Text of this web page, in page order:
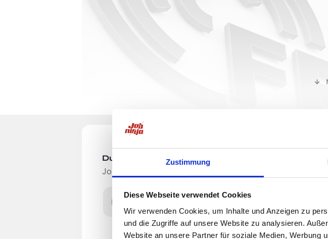
Zustimmung
Diese Webseite verwendet Cookies
Wir verwenden Cookies, um Inhalte und Anzeigen zu
und die Zugriffe auf unsere Website zu analysieren.
Website an unsere Partner für soziale Medien, Werbung
Wir suchen zum 01.10.2026 für die neu ausgegründeteKlinik für
Du möchtest Jobs, die zu Dir passen?
Jobangebote per E-Mail erhalten
E-Mail-Adresse